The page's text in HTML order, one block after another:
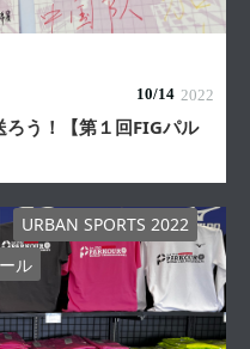
10/14 2022
う！【第１回FIGパル
URBAN SPORTS 2022
ル